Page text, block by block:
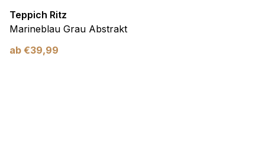
Teppich Ritz
Marineblau Grau Abstrakt
ab €39,99